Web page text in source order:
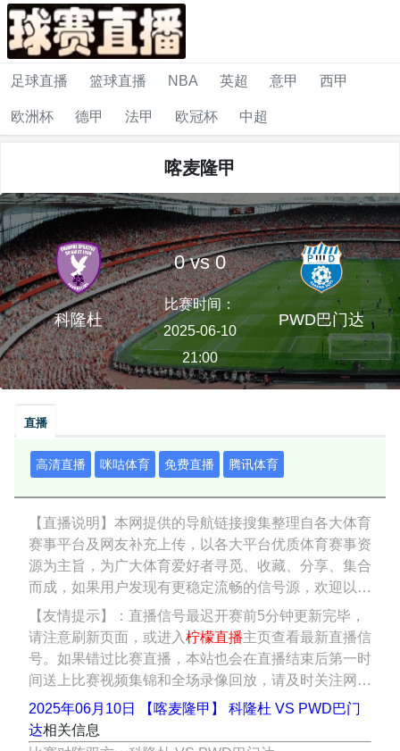
足球直播 篮球直播 NBA 英超 意甲 西甲
欧洲杯 德甲 法甲 欧冠杯 中超
喀麦隆甲
科隆杜
0 vs 0
比赛时间：
2025-06-10
21:00
PWD巴门达
直播
高清直播 咪咕体育 免费直播 腾讯体育
【直播说明】本网提供的导航链接搜集整理自各大体育
赛事平台及网友补充上传，以各大平台优质体育赛事资
源为主旨，为广大体育爱好者寻觅、收藏、分享、集合
而成，如果用户发现有更稳定流畅的信号源，欢迎以
(当前页面链接、信号源名称、比赛信号链接、上传者
名称)为格式，通过邮件方式上传相关链接，网友上传
链接不得包含违法违规内容。
【友情提示】：直播信号最迟开赛前5分钟更新完毕，
请注意刷新页面，或进入 柠檬直播主页查看最新直播信
号。如果错过比赛直播，本站也会在直播结束后第一时
间送上比赛视频集锦和全场录像回放，请及时关注网站
相应的录像回放频道。
2025年06月10日 【喀麦隆甲】 科隆杜 VS PWD巴门
达相关信息